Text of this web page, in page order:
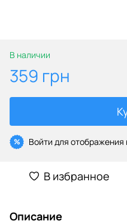
В наличии
359 грн
% Войти для отображения
В избранное
Описание